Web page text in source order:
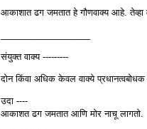
आकाशात ढग जमतात हे गौणवाक्य आहे. तेव्हा
संयुक्त वाक्य ---------
दोन किंवा अधिक केवल वाक्ये
उदा ----
आकाशत ढग जमतात आणि मोर नाचू लागतो.